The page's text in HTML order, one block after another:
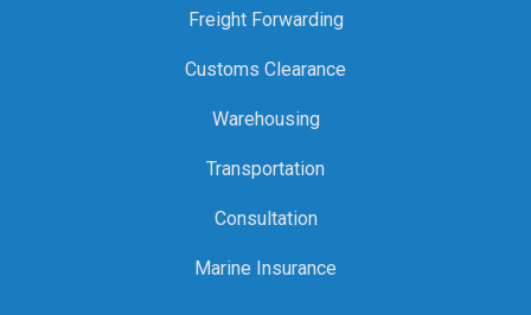
Freight Forwarding
Customs Clearance
Warehousing
Transportation
Consultation
Marine Insurance